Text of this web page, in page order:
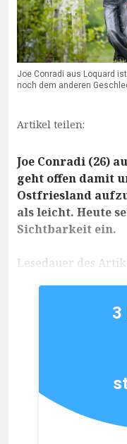
Joe Conradi aus Loquard
noch dem anderen
Artikel teilen:
Joe Conradi (26)
geht offen damit
Ostfriesland
als leicht. Heute
Sichtbarkeit ein.
Lesedauer des